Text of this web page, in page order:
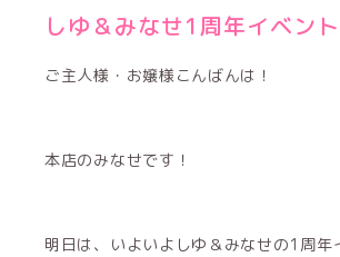
しゆ＆みなせ1周年イベント
ご主人様・お嬢様こんばんは！
本店のみなせです！
明日は、いよいよしゆ＆みなせの1周年